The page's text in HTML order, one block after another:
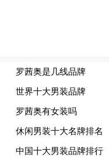
巴，在某些角度
子。
尤其是下面这张
还真以为两人同